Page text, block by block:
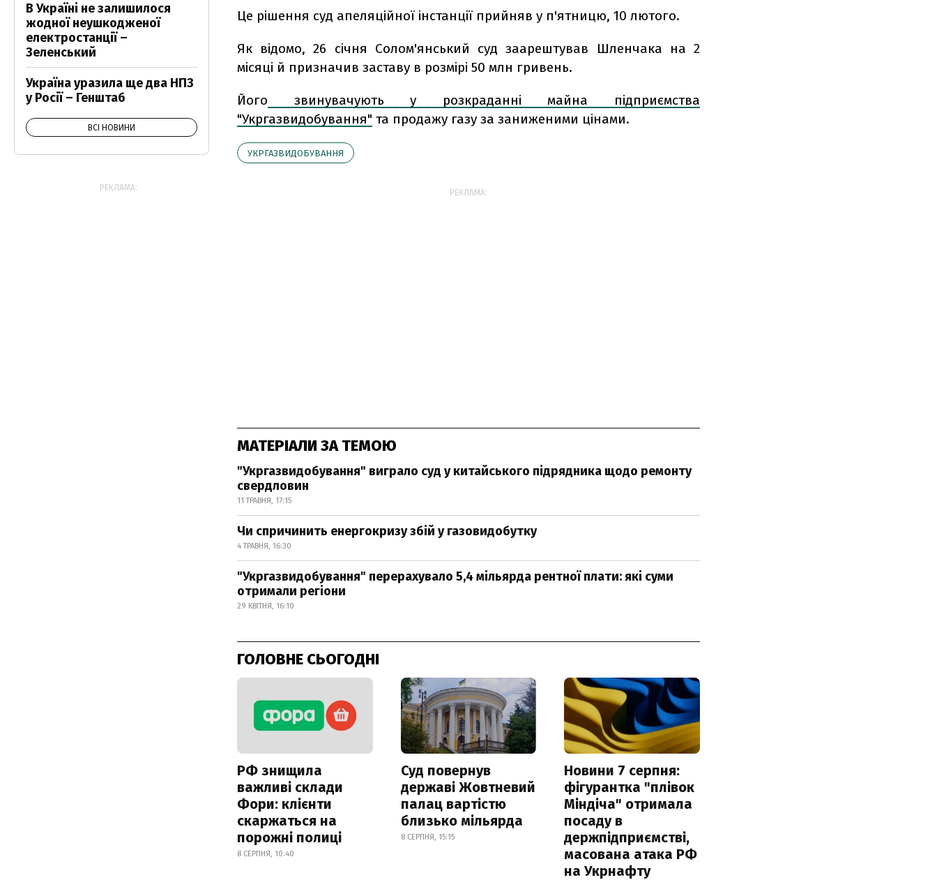
Це рішення суд апеляційної інстанції прийняв у п'ятницю, 10 лютого.
Як відомо, 26 січня Солом'янський суд заарештував Шленчака на 2
місяці й призначив заставу в розмірі 50 млн гривень.
Його звинувачуютьу розкраданні майна підприємства
"Укргазвидобування" та продажу газу за заниженими цінами.
УКРГАЗВИДОБУВАННЯ
РЕКЛАМА:
МАТЕРІАЛИ ЗА ТЕМОЮ
"Укргазвидобування" виграло суд у китайського підрядника щодо ремонту
свердловин
11 ТРАВНЯ, 17:15
Чи спричинить енергокризу збій у газовидобутку
4 ТРАВНЯ, 16:30
"Укргазвидобування" перерахувало 5,4 мільярда рентної плати: які суми
отримали регіони
29 КВІТНЯ, 16:10
ГОЛОВНЕ СЬОГОДНІ
РФ знищила
важливі склади
Фори: клієнти
скаржаться на
порожні полиці
8 СЕРПНЯ, 10:40
Суд повернув
державі Жовтневий
палац вартістю
близько мільярда
8 СЕРПНЯ, 15:15
Новини 7 серпня:
фігурантка "плівок
Міндіча" отримала
посаду в
держпідприємстві,
масована атака РФ
на Укрнафту
В Україні не залишилося
жодної неушкодженої
електростанції –
Зеленський
Україна уразила ще два НПЗ
у Росії – Генштаб
ВСІ НОВИНИ
РЕКЛАМА: